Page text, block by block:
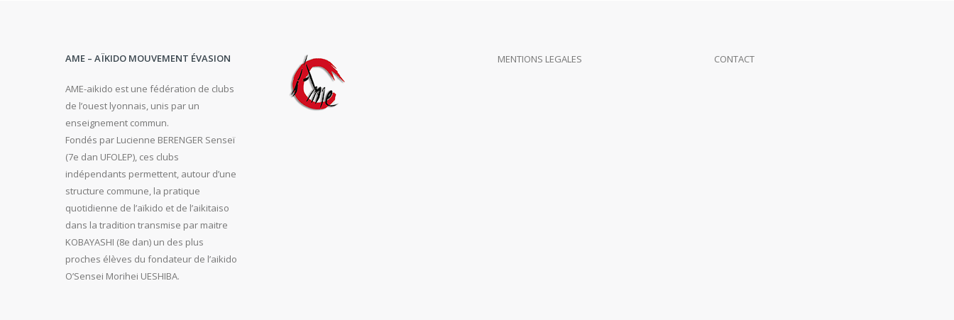
AME – AÏKIDO MOUVEMENT ÉVASION
AME-aikido est une fédération de clubs
de l’ouest lyonnais, unis par un
enseignement commun.
Fondés par Lucienne BERENGER Senseï
(7e dan UFOLEP), ces clubs
indépendants permettent, autour d’une
structure commune, la pratique
quotidienne de l’aïkido et de l’aikitaiso
dans la tradition transmise par maitre
KOBAYASHI (8e dan) un des plus
proches élèves du fondateur de l’aikido
O’Sensei Morihei UESHIBA.
MENTIONS LEGALES CONTACT